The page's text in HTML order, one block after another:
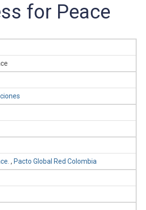
for Peace
, Pacto Global Red Colombia